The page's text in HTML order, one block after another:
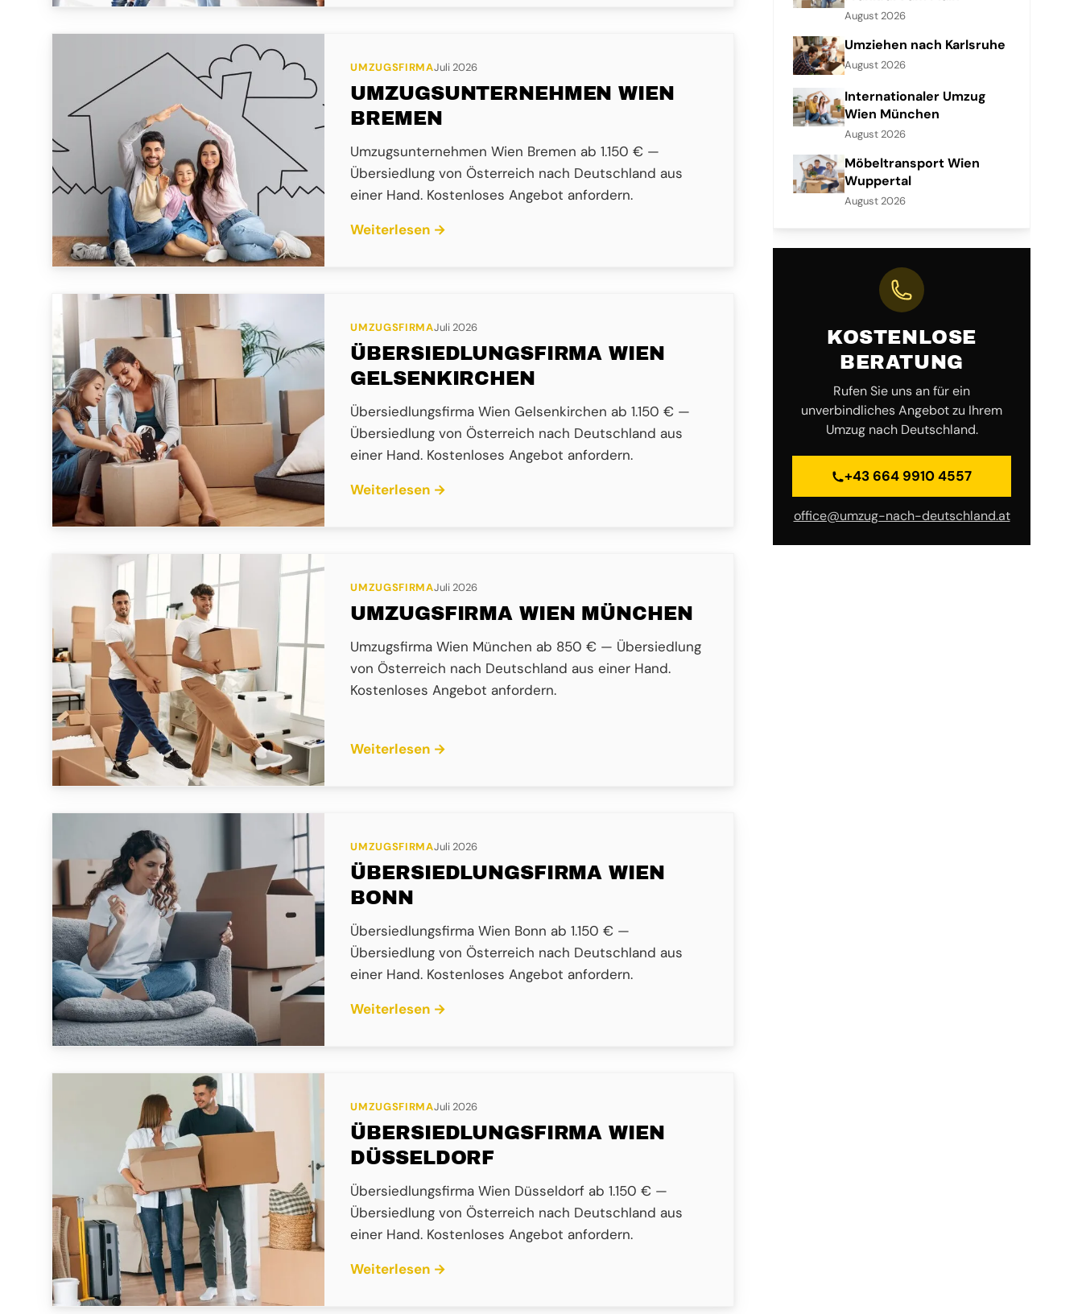
UMZUGSFIRMAJuli 2026
UMZUGSUNTERNEHMEN WIEN
BREMEN
Umzugsunternehmen Wien Bremen ab 1.150 € —
Übersiedlung von Österreich nach Deutschland aus
einer Hand. Kostenloses Angebot anfordern.
Weiterlesen →
UMZUGSFIRMAJuli 2026
ÜBERSIEDLUNGSFIRMA WIEN
GELSENKIRCHEN
Übersiedlungsfirma Wien Gelsenkirchen ab 1.150 € —
Übersiedlung von Österreich nach Deutschland aus
einer Hand. Kostenloses Angebot anfordern.
Weiterlesen →
UMZUGSFIRMAJuli 2026
UMZUGSFIRMA WIEN MÜNCHEN
Umzugsfirma Wien München ab 850 € — Übersiedlung
von Österreich nach Deutschland aus einer Hand.
Kostenloses Angebot anfordern.
Weiterlesen →
UMZUGSFIRMAJuli 2026
ÜBERSIEDLUNGSFIRMA WIEN
BONN
Übersiedlungsfirma Wien Bonn ab 1.150 € —
Übersiedlung von Österreich nach Deutschland aus
einer Hand. Kostenloses Angebot anfordern.
Weiterlesen →
UMZUGSFIRMAJuli 2026
ÜBERSIEDLUNGSFIRMA WIEN
DÜSSELDORF
Übersiedlungsfirma Wien Düsseldorf ab 1.150 € —
Übersiedlung von Österreich nach Deutschland aus
einer Hand. Kostenloses Angebot anfordern.
Weiterlesen →
August 2026
Umziehen nach Karlsruhe
August 2026
Internationaler Umzug
Wien München
August 2026
Möbeltransport Wien
Wuppertal
August 2026
KOSTENLOSE
BERATUNG
Rufen Sie uns an für ein
unverbindliches Angebot zu Ihrem
Umzug nach Deutschland.
+43 664 9910 4557
office@umzug-nach-deutschland.at